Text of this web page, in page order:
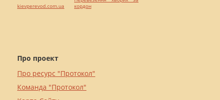
Про проект
Про ресурс "Протокол"
Команда "Протокол"
kievperevod.com.ua
кордон